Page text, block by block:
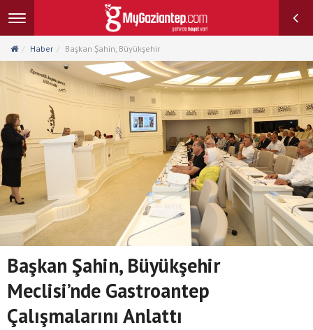
Toggle
navigation
Haber Başkan Şahin, Büyükşehir
Başkan Şahin, Büyükşehir
Meclisi’nde Gastroantep
Çalışmalarını Anlattı